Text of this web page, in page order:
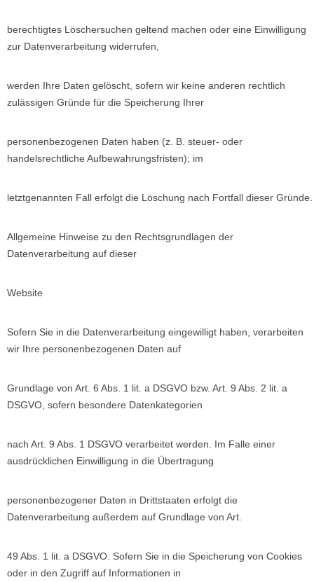
berechtigtes Löschersuchen geltend machen oder eine Einwilligung
zur Datenverarbeitung widerrufen,
werden Ihre Daten gelöscht, sofern wir keine anderen rechtlich
zulässigen Gründe für die Speicherung Ihrer
personenbezogenen Daten haben (z. B. steuer- oder
handelsrechtliche Aufbewahrungsfristen); im
letztgenannten Fall erfolgt die Löschung nach Fortfall dieser Gründe.
Allgemeine Hinweise zu den Rechtsgrundlagen der
Datenverarbeitung auf dieser
Website
Sofern Sie in die Datenverarbeitung eingewilligt haben, verarbeiten
wir Ihre personenbezogenen Daten auf
Grundlage von Art. 6 Abs. 1 lit. a DSGVO bzw. Art. 9 Abs. 2 lit. a
DSGVO, sofern besondere Datenkategorien
nach Art. 9 Abs. 1 DSGVO verarbeitet werden. Im Falle einer
ausdrücklichen Einwilligung in die Übertragung
personenbezogener Daten in Drittstaaten erfolgt die
Datenverarbeitung außerdem auf Grundlage von Art.
49 Abs. 1 lit. a DSGVO. Sofern Sie in die Speicherung von Cookies
oder in den Zugriff auf Informationen in